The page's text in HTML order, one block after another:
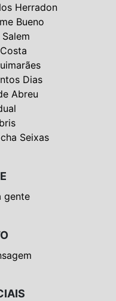
Herradon
Bueno
Dias
Abreu
Seixas
gente